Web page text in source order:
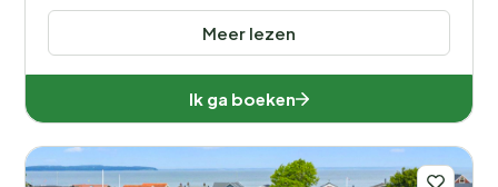
Meer lezen
Ik ga boeken